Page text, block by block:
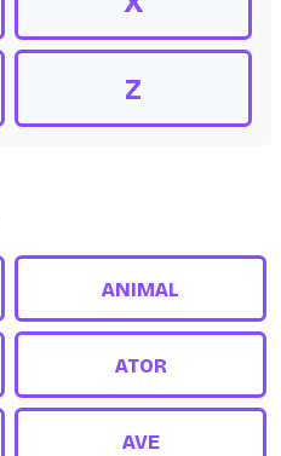
Z
ANIMAL
ATOR
AVE